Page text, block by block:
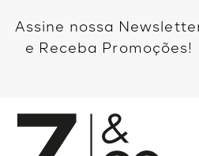
Assine nossa
e Receba Promoções!